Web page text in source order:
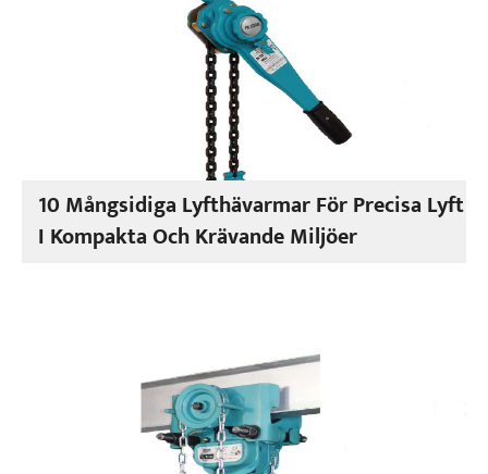
10 Mångsidiga Lyfthävarmar För Precisa Lyft
I Kompakta Och Krävande Miljöer